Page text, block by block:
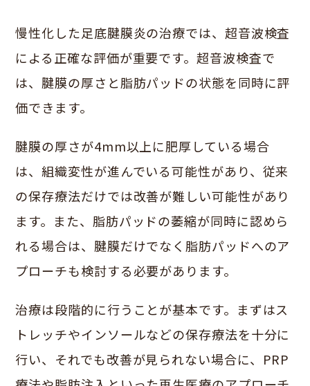
慢性化した足底腱膜炎の治療では、超音波検査
による正確な評価が重要です。超音波検査で
は、腱膜の厚さと脂肪パッドの状態を同時に評
価できます。
腱膜の厚さが4mm以上に肥厚している場合
は、組織変性が進んでいる可能性があり、従来
の保存療法だけでは改善が難しい可能性があり
ます。また、脂肪パッドの萎縮が同時に認めら
れる場合は、腱膜だけでなく脂肪パッドへのア
プローチも検討する必要があります。
治療は段階的に行うことが基本です。まずはス
トレッチやインソールなどの保存療法を十分に
行い、それでも改善が見られない場合に、PRP